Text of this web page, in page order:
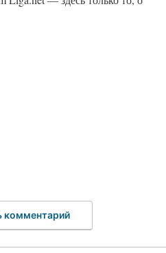
комментарий